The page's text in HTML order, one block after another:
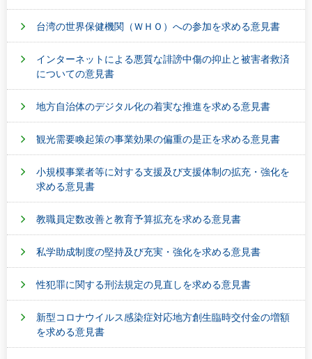
台湾の世界保健機関（ＷＨＯ）への参加を求める意見書
インターネットによる悪質な誹謗中傷の抑止と被害者救済
についての意見書
地方自治体のデジタル化の着実な推進を求める意見書
観光需要喚起策の事業効果の偏重の是正を求める意見書
小規模事業者等に対する支援及び支援体制の拡充・強化を
求める意見書
教職員定数改善と教育予算拡充を求める意見書
私学助成制度の堅持及び充実・強化を求める意見書
性犯罪に関する刑法規定の見直しを求める意見書
新型コロナウイルス感染症対応地方創生臨時交付金の増額
を求める意見書